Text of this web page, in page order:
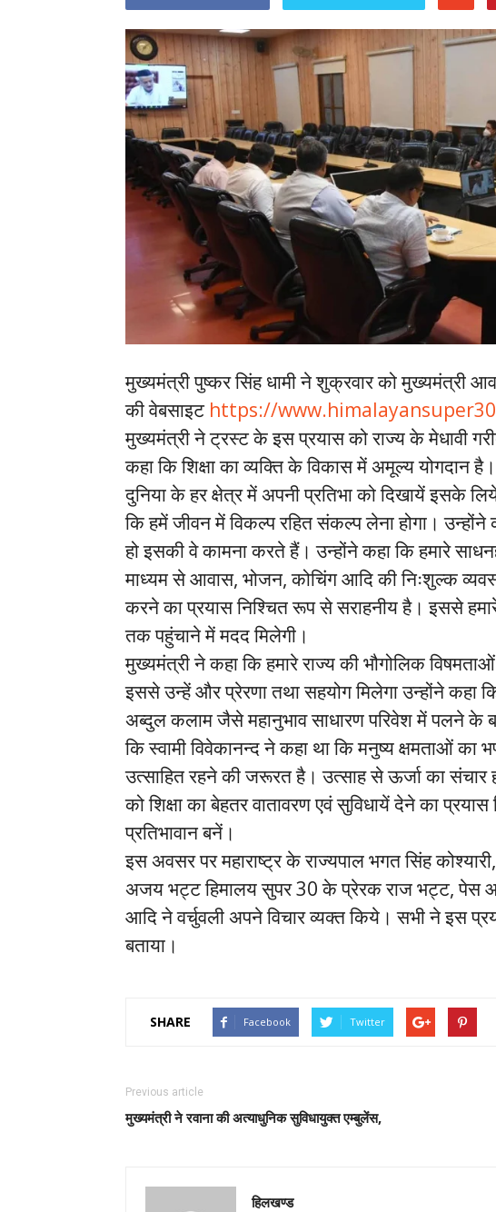
मुख्यमंत्री पुष्कर सिंह धामी ने शुक्रवार को मुख्यमंत्री
की वेबसाइट https://
मुख्यमंत्री ने ट्रस्ट के इस प्रयास को राज्य के मेधावी
कहा कि शिक्षा का व्यक्ति के विकास में अमूल्य योगदान
दुनिया के हर क्षेत्र में अपनी प्रतिभा को दिखायें इसके
कि हमें जीवन में विकल्प रहित संकल्प लेना होगा।
हो इसकी वे कामना करते हैं। उन्होंने कहा कि हमारे
माध्यम से आवास, भोजन, कोचिंग आदि की निःशुल्क
करने का प्रयास निश्चित रूप से सराहनीय है। इससे
तक पहुंचाने में मदद मिलेगी।
मुख्यमंत्री ने कहा कि हमारे राज्य की भौगोलिक
इससे उन्हें और प्रेरणा तथा सहयोग मिलेगा उन्होंने कहा
अब्दुल कलाम जैसे महानुभाव साधारण परिवेश में पलने के
कि स्वामी विवेकानन्द ने कहा था कि मनुष्य क्षमताओं
उत्साहित रहने की जरूरत है। उत्साह से ऊर्जा का संचार
को शिक्षा का बेहतर वातावरण एवं सुविधायें देने का प्रयास
प्रतिभावान बनें।
इस अवसर पर महाराष्ट्र के राज्यपाल भगत सिंह कोश्यारी,
अजय भट्ट हिमालय सुपर 30 के प्रेरक राज भट्ट, पेस
आदि ने वर्चुवली अपने विचार व्यक्त किये। सभी ने इस
बताया।
SHARE Facebook Twitter
Previous article
मुख्यमंत्री ने रवाना की अत्याधुनिक सुविधायुक्त एम्बुलेंस,
हिलखण्ड